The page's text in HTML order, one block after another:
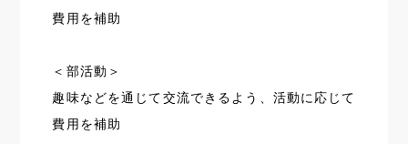
費用を補助
＜部活動＞
趣味などを通じて交流できるよう、活動に応じて
費用を補助